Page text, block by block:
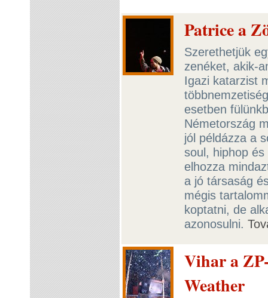
Patrice a
Szerethetjük
zenéket, akik-
Igazi katarzist
esetben
Németország
jól példázza a
soul, hiphop
elhozza
a jó társaság
mégis
koptatni, de
azonosulni.
Vihar a
Weather